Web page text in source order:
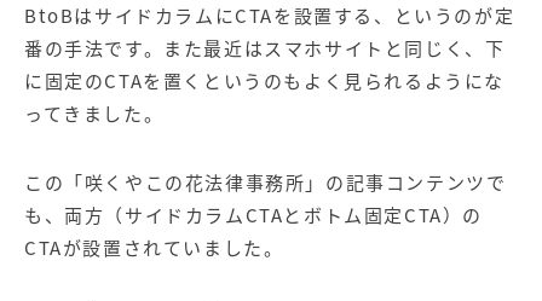
BtoBはサイドカラムにCTAを設置する、というのが定
番の手法です。また最近はスマホサイトと同じく、下
に固定のCTAを置くというのもよく見られるようにな
ってきました。
この「咲くやこの花法律事務所」の記事コンテンツで
も、両方（サイドカラムCTAとボトム固定CTA）の
CTAが設置されていました。